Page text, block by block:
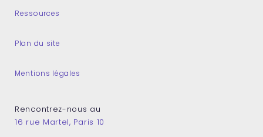
Ressources
Plan du site
Mentions légales
Rencontrez-nous au
16 rue Martel, Paris 10